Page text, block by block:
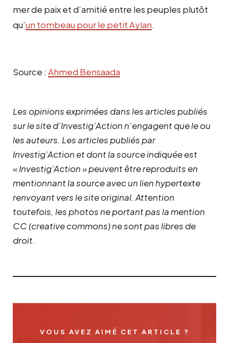
mer de paix et d’amitié entre les peuples plutôt
qu’un tombeau pour le petit Aylan.
Source : Ahmed Bensaada
Les opinions exprimées dans les articles publiés
sur le site d’Investig’Action n’engagent que le ou
les auteurs. Les articles publiés par
Investig’Action et dont la source indiquée est
« Investig’Action » peuvent être reproduits en
mentionnant la source avec un lien hypertexte
renvoyant vers le site original. Attention
toutefois, les photos ne portant pas la mention
CC (creative commons) ne sont pas libres de
droit.
VOUS AVEZ AIMÉ CET ARTICLE ?